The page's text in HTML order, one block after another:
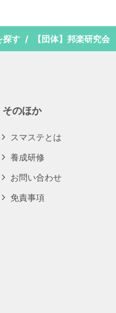
探す 【団体】邦楽研究会
そのほか
スマステとは
養成研修
お問い合わせ
免責事項